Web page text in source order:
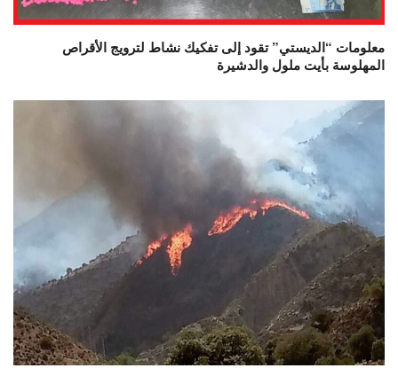
معلومات “الديستي” تقود إلى تفكيك نشاط لترويج الأقراص
المهلوسة بأيت ملول والدشيرة